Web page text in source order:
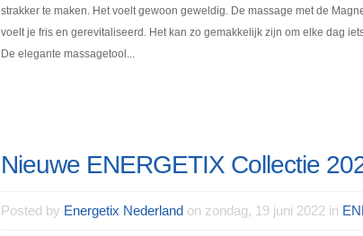
strakker te maken. Het voelt gewoon geweldig. De massage met de
voelt je fris en gerevitaliseerd. Het kan zo gemakkelijk zijn om elke dag
De elegante massagetool...
Nieuwe ENERGETIX Collectie
Posted by Energetix Nederland on zondag, 19 juni 2022 in